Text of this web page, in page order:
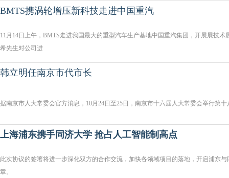
BMTS携涡轮增压新科技走进中国重汽
11月14日上午，BMTS走进我国最大的重型汽车生产基地中国重汽集团，开展展技
希先生对公司进
韩立明任南京市代市长
据南京市人大常委会官方消息，10月24日至25日，南京市十六届人大常委会举行第十
上海浦东携手同济大学 抢占人工智能制高点
此次协议的签署将进一步深化双方的合作交流，加快各领域项目的落地，开启浦东
章。